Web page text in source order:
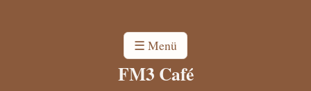
☰ Menü
FM3 Café